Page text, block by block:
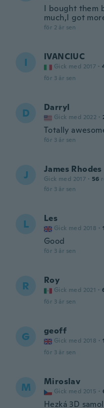
I bought them
much,I got
för 2 år sen
I IVANCIUC
Gick med 2017 ·
för 3 år sen
D Darryl
Gick med 2022 ·
Totally
för 3 år sen
J James Rhodes
Gick med 2017 · 56
för 3 år sen
L Les
Gick med 2018 ·
Good
för 3 år sen
R Roy
Gick med 2021 ·
för 3 år sen
G geoff
Gick med 2018 ·
för 3 år sen
M Miroslav
Gick med 2015 ·
Hezká 3D